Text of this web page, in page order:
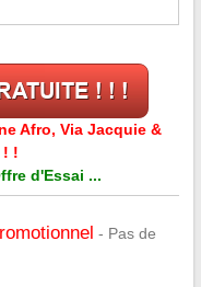
Afro, Via Jacquie &
! !
d'Essai ...
- Pas de